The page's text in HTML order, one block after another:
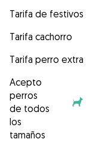
Tarifa de festivos
Tarifa cachorro
Tarifa perro extra
Acepto
perros
de todos
los
tamaños